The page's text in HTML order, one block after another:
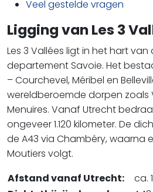
Veel gestelde vragen
Ligging van Les 3
Les 3 Vallées ligt in het hart van
departement Savoie. Het
– Courchevel, Méribel en
wereldberoemde dorpen zoals
Menuires. Vanaf Utrecht
ongeveer 1.120 kilometer. De
de A43 via Chambéry, waarna
Moutiers volgt.
Afstand vanaf Utrecht:
ca.